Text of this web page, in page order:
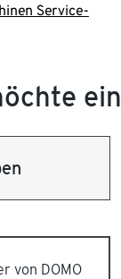
Service-
von DOMO